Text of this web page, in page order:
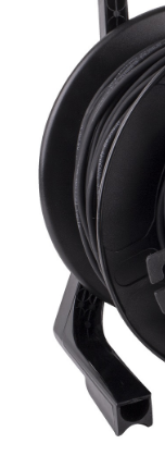
Корзина
Мой аккаунт
Оставить отзыв
Оформление
Подтверждение
Скидки
Сотрудничество